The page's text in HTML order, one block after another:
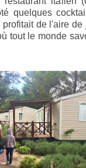
quelques
de l'aire
tout le monde